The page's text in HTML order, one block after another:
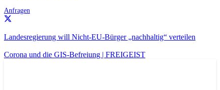
Anfragen
Landesregierung will Nicht-EU-Bürger „nachhaltig“ verteilen
Corona und die GIS-Befreiung | FREIGEIST